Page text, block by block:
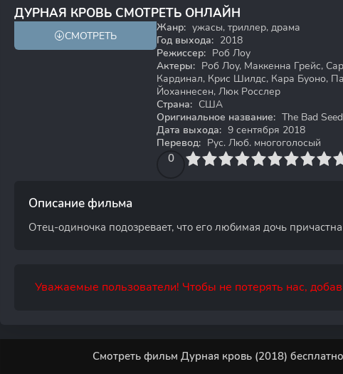
ДУРНАЯ КРОВЬ СМОТРЕТЬ ОНЛАЙН
5.8 5.9
СМОТРЕТЬ
Жанр: ужасы, триллер, драма
Год выхода: 2018
Режиссер: Роб Лоу
Актеры: Роб Лоу, Маккенна Грейс,
Кардинал, Крис Шилдс, Кара Буоно,
Йоханнесен, Люк Росслер
Страна: США
Оригинальное название: The Bad Seed
Дата выхода: 9 сентября 2018
Перевод: Рус. Люб. многоголосый
0
4 6 7 8 9 10
Описание фильма
Отец-oдинoчкa подозревает, чтo его любимая дочь
Уважаемые пользователи! Чтобы не потерять нас,
Смотреть фильм Дурная кровь (2018)